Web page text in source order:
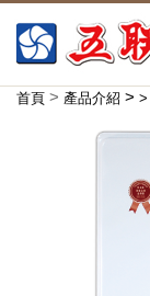
首頁 > 產品介紹 > >